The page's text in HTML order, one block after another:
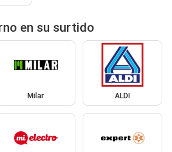
en su surtido
Milar ALDI